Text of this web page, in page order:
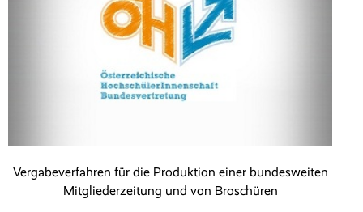
Vergabeverfahren für die Produktion einer bundesweiten
Mitgliederzeitung und von Broschüren